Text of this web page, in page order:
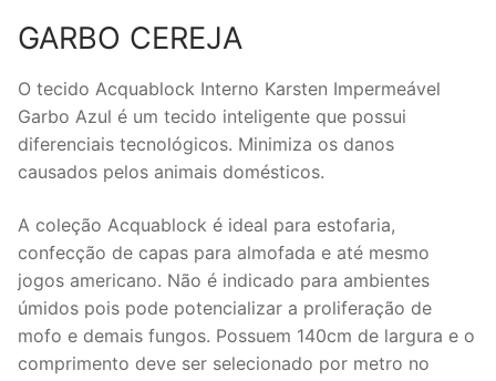
GARBO CEREJA
O tecido Acquablock Interno Karsten Impermeável
Garbo Azul é um tecido inteligente que possui
diferenciais tecnológicos. Minimiza os danos
causados pelos animais domésticos.
A coleção Acquablock é ideal para estofaria,
confecção de capas para almofada e até mesmo
jogos americano. Não é indicado para ambientes
úmidos pois pode potencializar a proliferação de
mofo e demais fungos. Possuem 140cm de largura e o
comprimento deve ser selecionado por metro no